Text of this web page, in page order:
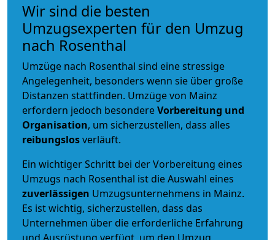
Wir sind die besten
Umzugsexperten für den Umzug
nach Rosenthal
Umzüge nach Rosenthal sind eine stressige
Angelegenheit, besonders wenn sie über große
Distanzen stattfinden. Umzüge von Mainz
erfordern jedoch besondereVorbereitung und
Organisation, um sicherzustellen, dass alles
reibungslosverläuft.
Ein wichtiger Schritt bei der Vorbereitung eines
Umzugs nach Rosenthal ist die Auswahl eines
zuverlässigen Umzugsunternehmens in Mainz.
Es ist wichtig, sicherzustellen, dass das
Unternehmen über die erforderliche Erfahrung